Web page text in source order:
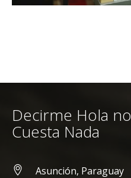
Decirme Hola no
Cuesta Nada
Asunción, Paraguay